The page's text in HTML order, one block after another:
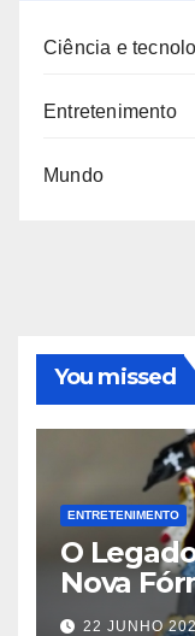
Ciência e
Entretenimento
Mundo
You missed
ENTRETENIMENTO
O
Nova
22 JUNHO